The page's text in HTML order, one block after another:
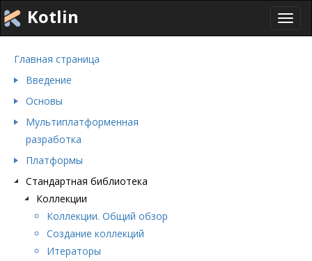
Kotlin
Главная страница
Введение
Основы
Мультиплатформенная
разработка
Платформы
Стандартная библиотека
Коллекции
Коллекции. Общий обзор
Создание коллекций
Итераторы